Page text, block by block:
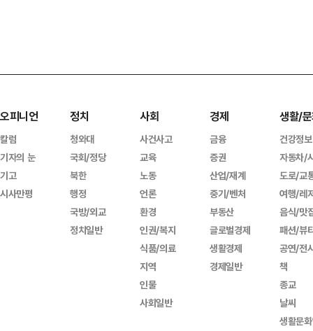
오피니언
칼럼
기자의 눈
기고
시사만평
정치
청와대
국회/정당
북한
행정
국방/외교
정치일반
사회
사건사고
교육
노동
언론
환경
인권/복지
식품/의료
지역
인물
사회일반
경제
금융
증권
산업/재계
중기/벤처
부동산
글로벌경제
생활경제
경제일반
생활/
건강정보
자동차/
도로/교
여행/레
음식/맛
패션/뷰
공연/전
책
종교
날씨
생활문